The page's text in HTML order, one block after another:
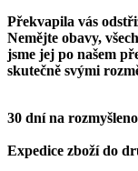
Překvapila vás
Nemějte obavy,
jsme jej po našem
skutečně svými
30 dní na
Expedice zboží do